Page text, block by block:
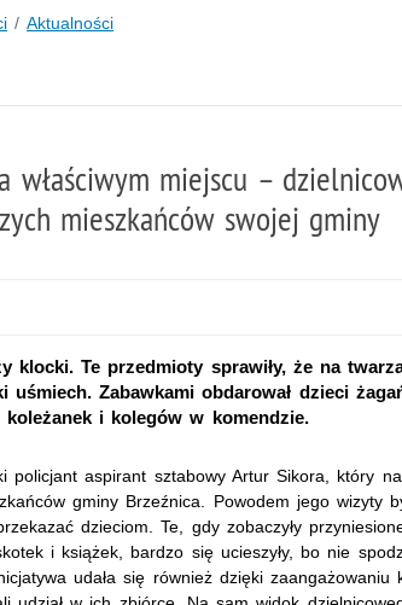
Aktualności
właściwym miejscu –
mieszkańców swojej gminy
klocki. Te przedmioty sprawiły, że na
uśmiech. Zabawkami obdarował dzieci
i kolegów w komendzie.
policjant aspirant sztabowy Artur Sikora, który
gminy Brzeźnica. Powodem jego wizyty
dzieciom. Te, gdy zobaczyły
i książek, bardzo się ucieszyły, bo nie
udała się również dzięki zaangażowaniu